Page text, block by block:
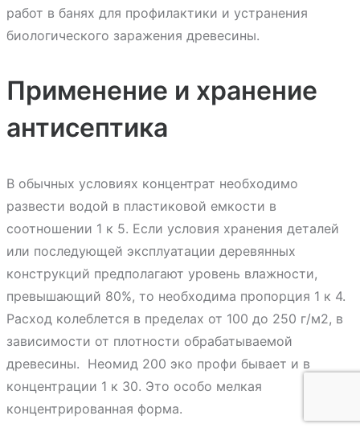
работ в банях для профилактики и устранения
биологического заражения древесины.
Применение и хранение
антисептика
В обычных условиях концентрат необходимо
развести водой в пластиковой емкости в
соотношении 1 к 5. Если условия хранения деталей
или последующей эксплуатации деревянных
конструкций предполагают уровень влажности,
превышающий 80%, то необходима пропорция 1 к 4.
Расход колеблется в пределах от 100 до 250 г/м2, в
зависимости от плотности обрабатываемой
древесины. Неомид 200 эко профи бывает и в
концентрации 1 к 30. Это особо мелкая
концентрированная форма.